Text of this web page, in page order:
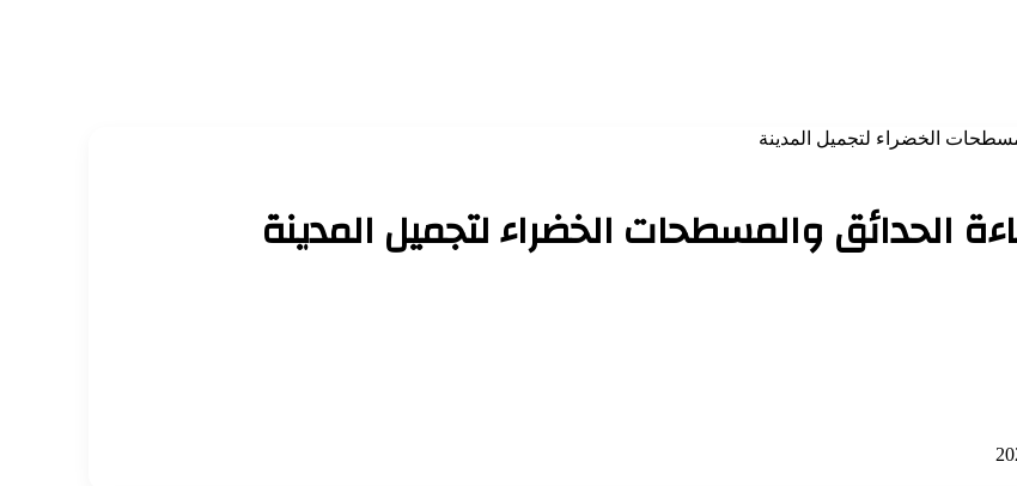
الخضراء لتجميل المدينة
والمسطحات الخضراء لتجميل المدينة